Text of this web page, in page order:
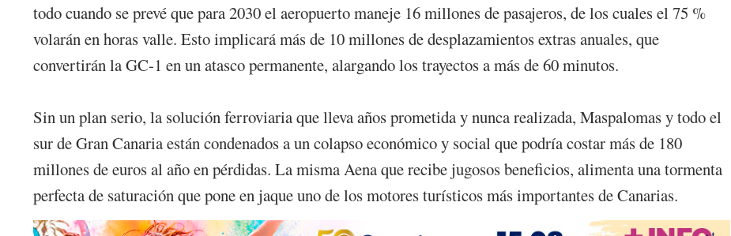
todo cuando se prevé que para 2030 el aeropuerto maneje 16 millones de pasajeros, de los cuales el 75 %
volarán en horas valle. Esto implicará más de 10 millones de desplazamientos extras anuales, que
convertirán la GC-1 en un atasco permanente, alargando los trayectos a más de 60 minutos.
Sin un plan serio, la solución ferroviaria que lleva años prometida y nunca realizada, Maspalomas y todo el
sur de Gran Canaria están condenados a un colapso económico y social que podría costar más de 180
millones de euros al año en pérdidas. La misma Aena que recibe jugosos beneficios, alimenta una tormenta
perfecta de saturación que pone en jaque uno de los motores turísticos más importantes de Canarias.